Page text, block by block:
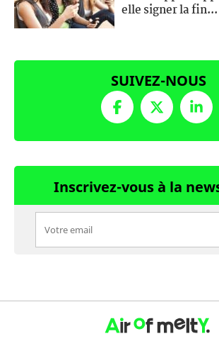
elle signer la fin...
SUIVEZ-NOUS
Inscrivez-vous à la